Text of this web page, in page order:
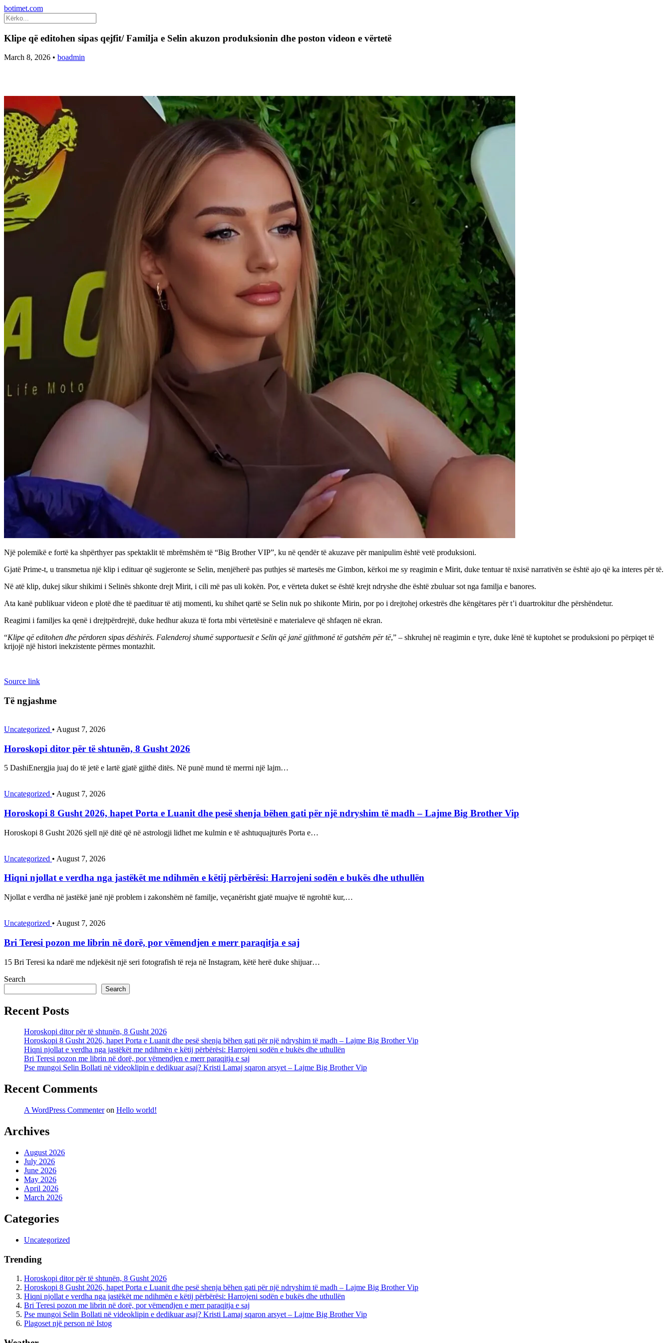
botimet.com
Klipe që editohen sipas qejfit/ Familja e Selin akuzon produksionin dhe poston videon e vërtetë
March 8, 2026 • boadmin
Një polemikë e fortë ka shpërthyer pas spektaklit të mbrëmshëm të “Big Brother VIP”, ku në qendër të akuzave për manipulim është vetë produksioni.
Gjatë Prime-t, u transmetua një klip i edituar që sugjeronte se Selin, menjëherë pas puthjes së martesës me Gimbon, kërkoi me sy reagimin e Mirit, duke tentuar të nxisë narrativën se është ajo që ka interes për të.
Në atë klip, dukej sikur shikimi i Selinës shkonte drejt Mirit, i cili më pas uli kokën. Por, e vërteta duket se është krejt ndryshe dhe është zbuluar sot nga familja e banores.
Ata kanë publikuar videon e plotë dhe të paedituar të atij momenti, ku shihet qartë se Selin nuk po shikonte Mirin, por po i drejtohej orkestrës dhe këngëtares për t’i duartrokitur dhe përshëndetur.
Reagimi i familjes ka qenë i drejtpërdrejtë, duke hedhur akuza të forta mbi vërtetësinë e materialeve që shfaqen në ekran.
“Klipe që editohen dhe përdoren sipas dëshirës. Falenderoj shumë supportuesit e Selin që janë gjithmonë të gatshëm për të,” – shkruhej në reagimin e tyre, duke lënë të kuptohet se produksioni po përpiqet të
krijojë një histori inekzistente përmes montazhit.
Source link
Të ngjashme
Uncategorized • August 7, 2026
Horoskopi ditor për të shtunën, 8 Gusht 2026
5 DashiEnergjia juaj do të jetë e lartë gjatë gjithë ditës. Në punë mund të merrni një lajm…
Uncategorized • August 7, 2026
Horoskopi 8 Gusht 2026, hapet Porta e Luanit dhe pesë shenja bëhen gati për një ndryshim të madh – Lajme Big Brother Vip
Horoskopi 8 Gusht 2026 sjell një ditë që në astrologji lidhet me kulmin e të ashtuquajturës Porta e…
Uncategorized • August 7, 2026
Hiqni njollat e verdha nga jastëkët me ndihmën e këtij përbërësi: Harrojeni sodën e bukës dhe uthullën
Njollat e verdha në jastëkë janë një problem i zakonshëm në familje, veçanërisht gjatë muajve të ngrohtë kur,…
Uncategorized • August 7, 2026
Bri Teresi pozon me librin në dorë, por vëmendjen e merr paraqitja e saj
15 Bri Teresi ka ndarë me ndjekësit një seri fotografish të reja në Instagram, këtë herë duke shijuar…
Search
Search
Recent Posts
Horoskopi ditor për të shtunën, 8 Gusht 2026
Horoskopi 8 Gusht 2026, hapet Porta e Luanit dhe pesë shenja bëhen gati për një ndryshim të madh – Lajme Big Brother Vip
Hiqni njollat e verdha nga jastëkët me ndihmën e këtij përbërësi: Harrojeni sodën e bukës dhe uthullën
Bri Teresi pozon me librin në dorë, por vëmendjen e merr paraqitja e saj
Pse mungoi Selin Bollati në videoklipin e dedikuar asaj? Kristi Lamaj sqaron arsyet – Lajme Big Brother Vip
Recent Comments
A WordPress Commenteron Hello world!
Archives
August 2026
July 2026
June 2026
May 2026
April 2026
March 2026
Categories
Uncategorized
Trending
Horoskopi ditor për të shtunën, 8 Gusht 2026
Horoskopi 8 Gusht 2026, hapet Porta e Luanit dhe pesë shenja bëhen gati për një ndryshim të madh – Lajme Big Brother Vip
Hiqni njollat e verdha nga jastëkët me ndihmën e këtij përbërësi: Harrojeni sodën e bukës dhe uthullën
Bri Teresi pozon me librin në dorë, por vëmendjen e merr paraqitja e saj
Pse mungoi Selin Bollati në videoklipin e dedikuar asaj? Kristi Lamaj sqaron arsyet – Lajme Big Brother Vip
Plagoset një person në Istog